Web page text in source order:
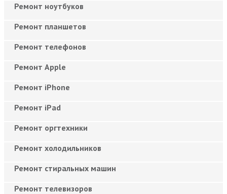
Ремонт ноутбуков
Ремонт планшетов
Ремонт телефонов
Ремонт Apple
Ремонт iPhone
Ремонт iPad
Ремонт оргтехники
Ремонт холодильников
Ремонт стиральных машин
Ремонт телевизоров